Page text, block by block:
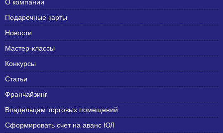
О компании
Подарочные карты
Новости
Мастер-классы
Конкурсы
Статьи
Франчайзинг
Владельцам торговых помещений
Сформировать счет на аванс ЮЛ